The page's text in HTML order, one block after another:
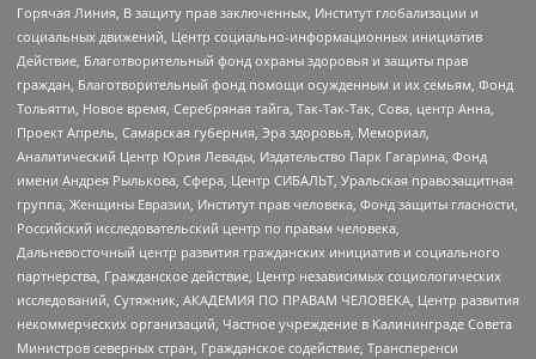
Горячая Линия, В защиту прав заключенных, Институт глобализации и
социальных движений, Центр социально-информационных инициатив
Действие, Благотворительный фонд охраны здоровья и защиты прав
граждан, Благотворительный фонд помощи осужденным и их семьям, Фонд
Тольятти, Новое время, Серебряная тайга, Так-Так-Так, Сова, центр Анна,
Проект Апрель, Самарская губерния, Эра здоровья, Мемориал,
Аналитический Центр Юрия Левады, Издательство Парк Гагарина, Фонд
имени Андрея Рылькова, Сфера, Центр СИБАЛЬТ, Уральская правозащитная
группа, Женщины Евразии, Институт прав человека, Фонд защиты гласности,
Российский исследовательский центр по правам человека,
Дальневосточный центр развития гражданских инициатив и социального
партнерства, Гражданское действие, Центр независимых социологических
исследований, Сутяжник, АКАДЕМИЯ ПО ПРАВАМ ЧЕЛОВЕКА, Центр развития
некоммерческих организаций, Частное учреждение в Калининграде Совета
Министров северных стран, Гражданское содействие, Трансперенси